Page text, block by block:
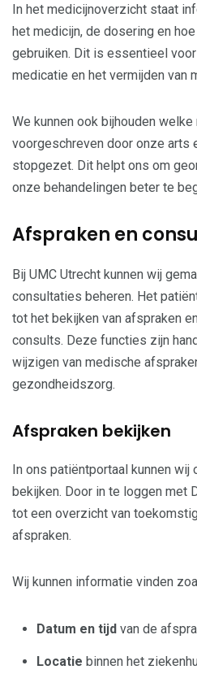
In het medicijnoverzicht staat
het medicijn, de dosering en
gebruiken. Dit is essentieel
medicatie en het vermijden van
We kunnen ook bijhouden
voorgeschreven door onze arts
stopgezet. Dit helpt ons om
onze behandelingen beter te
Afspraken en
Bij UMC Utrecht kunnen wij
consultaties beheren. Het
tot het bekijken van afspraken
consults. Deze functies zijn
wijzigen van medische
gezondheidszorg.
Afspraken bekijken
In ons patiëntportaal kunnen
bekijken. Door in te loggen met
tot een overzicht van
afspraken.
Wij kunnen informatie vinden
Datum en tijd van de
Locatie binnen het